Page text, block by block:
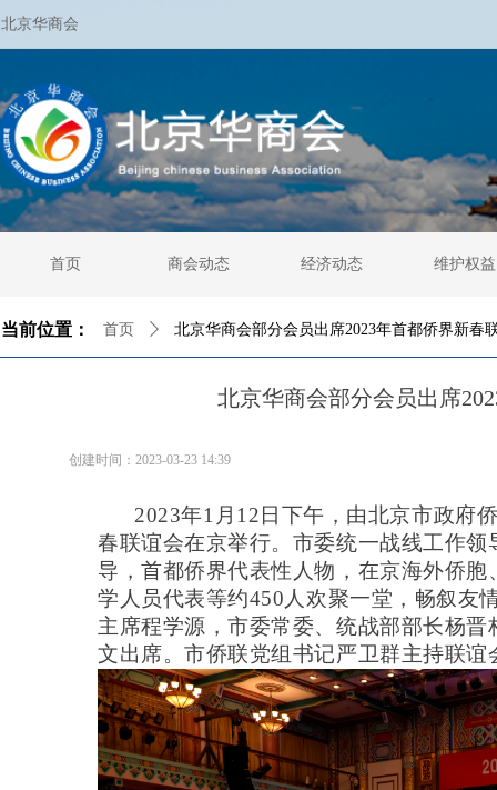
北京华商会
首页 商会动态 经济动态 维护权益
首页 ꄲ 北京华商会部分会员出席2023年首都侨界新春
当前位置：
北京华商会部分会员出席
创建时间： 2023-03-23 14:39
2023年1月12日下午，由北京市政府
春联谊会在京举行。市委统一战线工作
导，首都侨界代表性人物，在京海外侨
学人员代表等约450人欢聚一堂，畅叙友
主席程学源，市委常委、统战部部长杨
文出席。市侨联党组书记严卫群主持联谊